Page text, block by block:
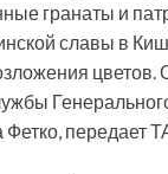
гранаты и
славы в
цветов.
Фетко, передает